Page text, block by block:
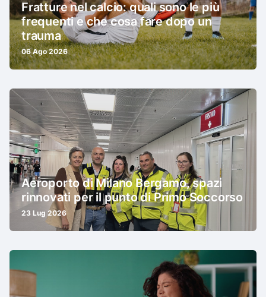
Fratture nel calcio: quali sono le più
frequenti e che cosa fare dopo un
trauma
06 Ago 2026
Aeroporto di Milano Bergamo, spazi
rinnovati per il punto di Primo Soccorso
23 Lug 2026